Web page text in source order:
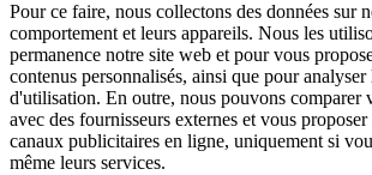
Pour ce faire, nous collectons des données sur
comportement et leurs appareils. Nous les
permanence notre site web et pour vous
contenus personnalisés, ainsi que pour analyser
d'utilisation. En outre, nous pouvons comparer
avec des fournisseurs externes et vous
canaux publicitaires en ligne, uniquement si
même leurs services.